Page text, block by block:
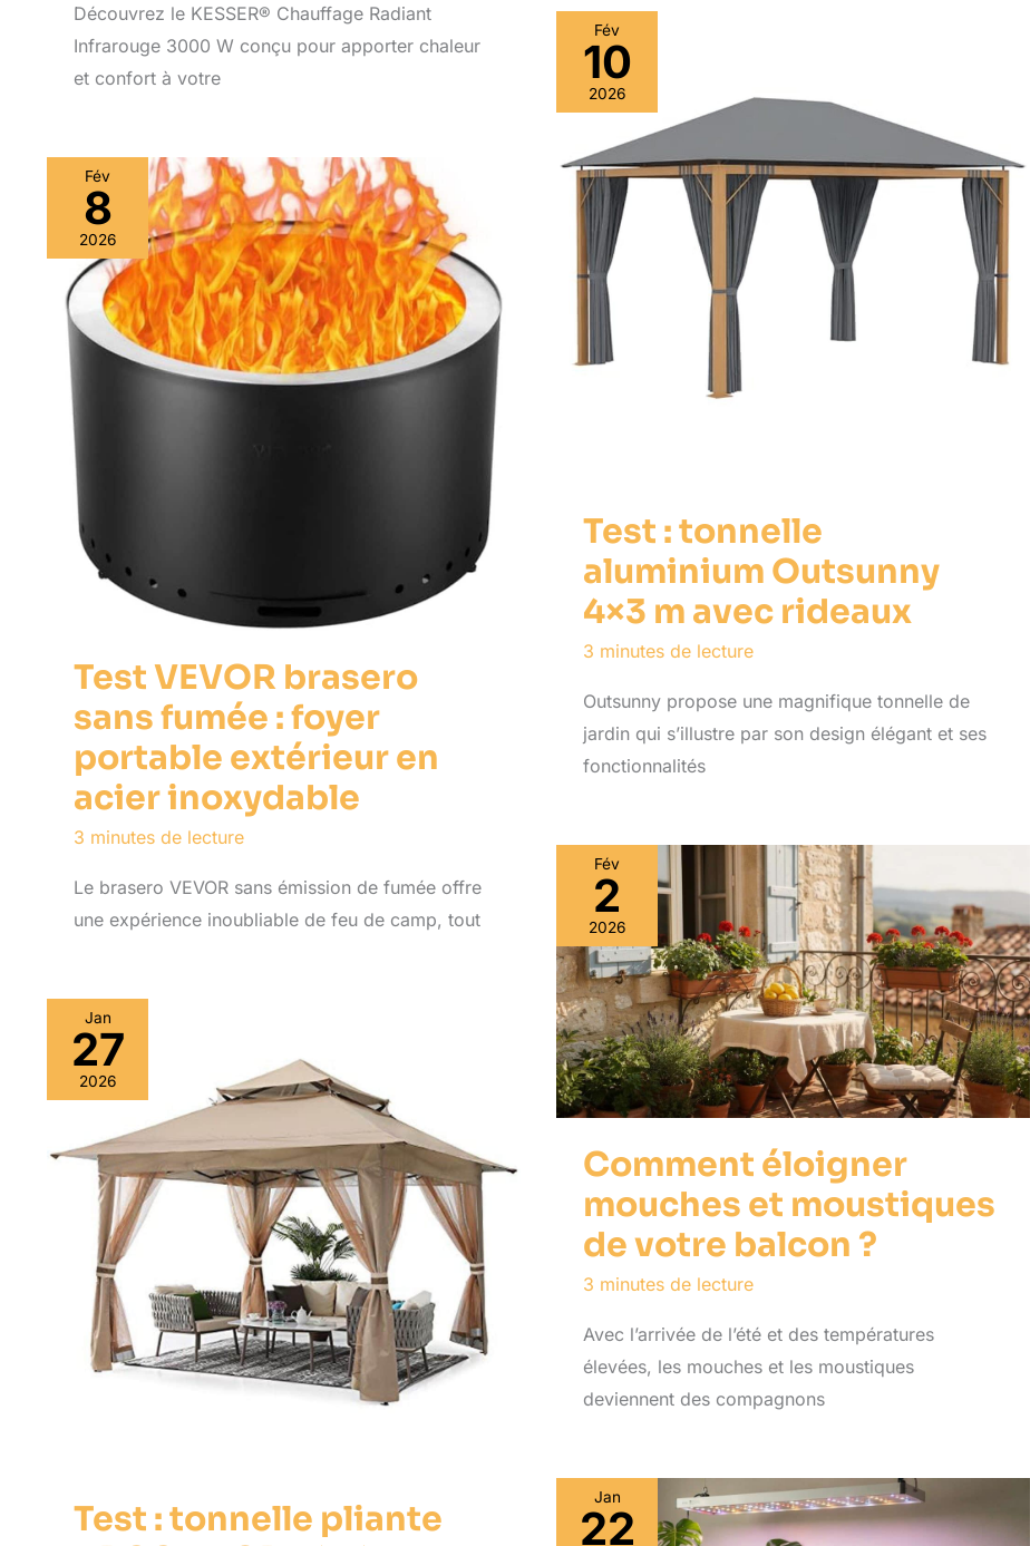
Découvrez le KESSER® Chauffage Radiant
Infrarouge 3000 W conçu pour apporter chaleur
et confort à votre
Fév
10
2026
Test : tonnelle
aluminium Outsunny
4×3 m avec rideaux
3 minutes de lecture
Outsunny propose une magnifique tonnelle de
jardin qui s’illustre par son design élégant et ses
fonctionnalités
Fév
8
2026
Test VEVOR brasero
sans fumée : foyer
portable extérieur en
acier inoxydable
3 minutes de lecture
Le brasero VEVOR sans émission de fumée offre
une expérience inoubliable de feu de camp, tout
Fév
2
2026
Comment éloigner
mouches et moustiques
de votre balcon ?
3 minutes de lecture
Avec l’arrivée de l’été et des températures
élevées, les mouches et les moustiques
deviennent des compagnons
Jan
27
2026
Test : tonnelle pliante
Jan
22